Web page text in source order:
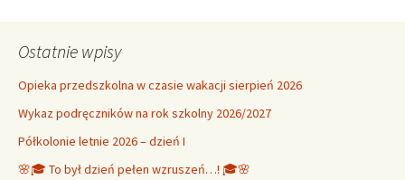
Ostatnie wpisy
Opieka przedszkolna w czasie wakacji sierpień 2026
Wykaz podręczników na rok szkolny 2026/2027
Półkolonie letnie 2026 – dzień I
🌸🎓 To był dzień pełen wzruszeń…! 🎓🌸